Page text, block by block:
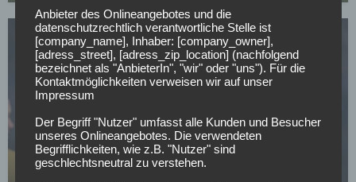
Verlieren verboten: Richtungsweisendes Derby
zwischen Münster und Bielefeld
Anbieter des Onlineangebotes und die
datenschutzrechtlich verantwortliche Stelle ist
[company_name], Inhaber: [company_owner],
[adress_street], [adress_zip_location] (nachfolgend
bezeichnet als "AnbieterIn", "wir" oder "uns"). Für die
Kontaktmöglichkeiten verweisen wir auf unser
Impressum
Der Begriff "Nutzer" umfasst alle Kunden und Besucher
unseres Onlineangebotes. Die verwendeten
Begrifflichkeiten, wie z.B. "Nutzer" sind
geschlechtsneutral zu verstehen.